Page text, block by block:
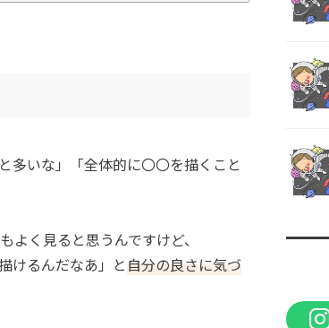
多いな」「全体的に〇〇を描くこと
く見ると思うんですけど、
けるんだなあ」と自分の良さに気づ